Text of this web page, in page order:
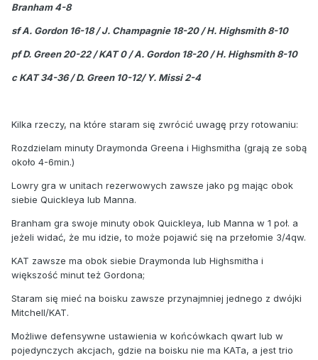
Branham 4-8
sf A. Gordon 16-18 / J. Champagnie 18-20 / H. Highsmith 8-10
pf D. Green 20-22 / KAT 0 / A. Gordon 18-20 / H. Highsmith 8-10
c KAT 34-36 / D. Green 10-12/ Y. Missi 2-4
Kilka rzeczy, na które staram się zwrócić uwagę przy rotowaniu:
Rozdzielam minuty Draymonda Greena i Highsmitha (grają ze sobą
około 4-6min.)
Lowry gra w unitach rezerwowych zawsze jako pg mając obok
siebie Quickleya lub Manna.
Branham gra swoje minuty obok Quickleya, lub Manna w 1 poł. a
jeżeli widać, że mu idzie, to może pojawić się na przełomie 3/4qw.
KAT zawsze ma obok siebie Draymonda lub Highsmitha i
większość minut też Gordona;
Staram się mieć na boisku zawsze przynajmniej jednego z dwójki
Mitchell/KAT.
Możliwe defensywne ustawienia w końcówkach qwart lub w
pojedynczych akcjach, gdzie na boisku nie ma KATa, a jest trio